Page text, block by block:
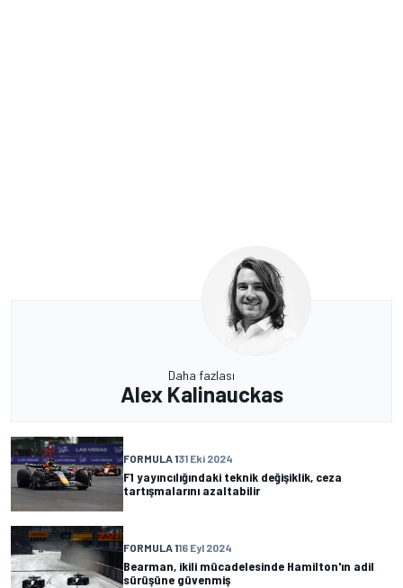
Daha fazlası
Alex Kalinauckas
FORMULA 131 Eki 2024
F1 yayıncılığındaki teknik değişiklik, ceza
tartışmalarını azaltabilir
FORMULA 116 Eyl 2024
Bearman, ikili mücadelesinde Hamilton'ın adil
sürüşüne güvenmiş